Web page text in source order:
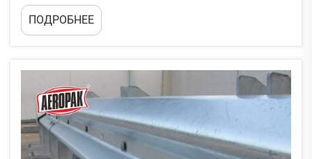
роль при определении общих эксплуатационных
характеристик и эксплуатационных затрат. Понимание того,
транспортных средств, позволяет ...
ПОДРОБНЕЕ